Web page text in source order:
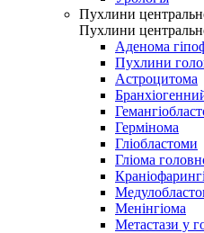
Пухлини
Пухлини
Аденома
Пухлини
Астроцитома
Гермінома
Гліобластоми
Гліома
Менінгіома
Метастази у